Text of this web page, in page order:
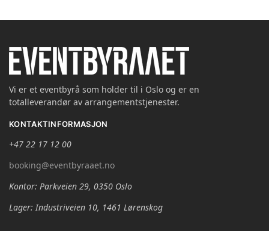
Vi er et eventbyrå som holder til i Oslo og er en
totalleverandør av arrangementstjenester.
KONTAKTINFORMASJON
+47 22 17 12 00
booking@eventbyraaet.no
Kontor: Parkveien 29, 0350 Oslo
Lager: Industriveien 10, 1461 Lørenskog